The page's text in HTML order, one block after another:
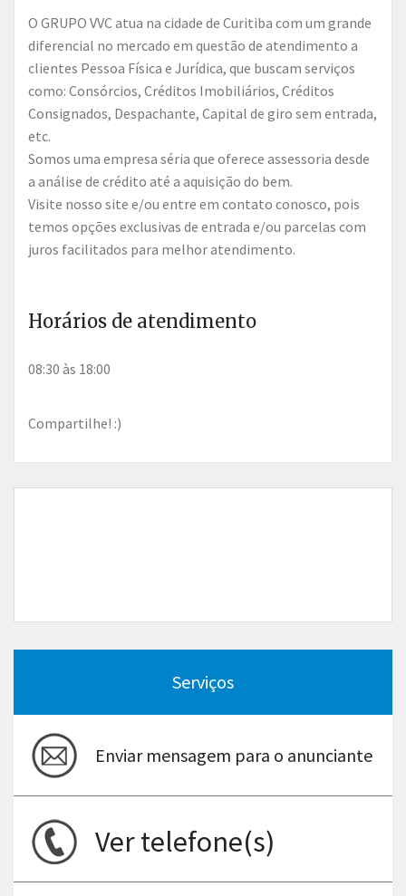
O GRUPO VVC atua na cidade de Curitiba com um grande
diferencial no mercado em questão de atendimento a
clientes Pessoa Física e Jurídica, que buscam serviços
como: Consórcios, Créditos Imobiliários, Créditos
Consignados, Despachante, Capital de giro sem entrada,
etc.
Somos uma empresa séria que oferece assessoria desde
a análise de crédito até a aquisição do bem.
Visite nosso site e/ou entre em contato conosco, pois
temos opções exclusivas de entrada e/ou parcelas com
juros facilitados para melhor atendimento.
Horários de atendimento
08:30 às 18:00
Compartilhe! :)
Serviços
Enviar mensagem para o anunciante
Ver telefone(s)